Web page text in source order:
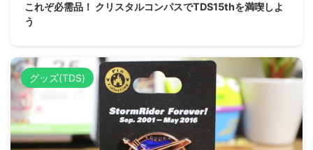
これぞ必需品！ クリスタルコンパスでTDS15thを満喫しよ
う
グッズ(TDS)